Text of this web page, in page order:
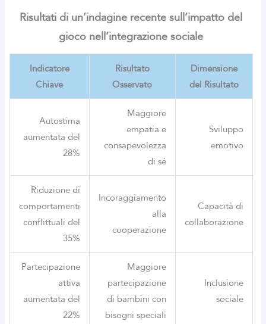
Risultati di un’indagine recente sull’impatto del
gioco nell’integrazione sociale
Dimensione
del Risultato
Risultato
Osservato
Indicatore
Chiave
Sviluppo
emotivo
Maggiore
empatia e
consapevolezza
di sé
Autostima
aumentata del
28%
Capacità di
collaborazione
Incoraggiamento
alla
cooperazione
Riduzione di
comportamenti
conflittuali del
35%
Inclusione
sociale
Maggiore
partecipazione
di bambini con
bisogni speciali
Partecipazione
attiva
aumentata del
22%